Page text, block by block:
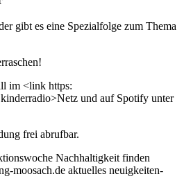
gibt es eine Spezialfolge zum Thema
im <link https:
und auf Spotify unter
frei abrufbar.
Nachhaltigkeit finden
moosach.de aktuelles neuigkeiten-